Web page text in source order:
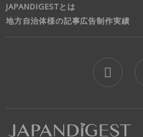
JAPANDIGESTとは
地方自治体様の記事広告制作実績